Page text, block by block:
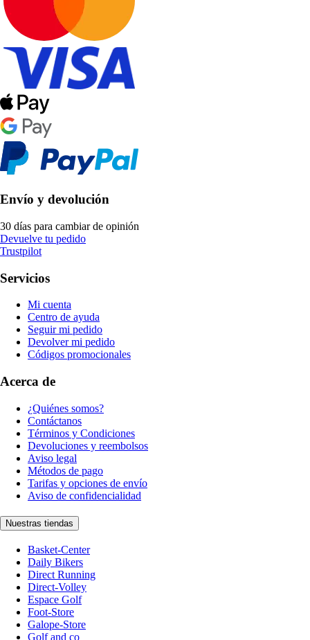
Envío y devolución
30 días para cambiar de opinión
Devuelve tu pedido
Trustpilot
Servicios
Mi cuenta
Centro de ayuda
Seguir mi pedido
Devolver mi pedido
Códigos promocionales
Acerca de
¿Quiénes somos?
Contáctanos
Términos y Condiciones
Devoluciones y reembolsos
Aviso legal
Métodos de pago
Tarifas y opciones de envío
Aviso de confidencialidad
Nuestras tiendas
Basket-Center
Daily Bikers
Direct Running
Direct-Volley
Espace Golf
Foot-Store
Galope-Store
Golf and co